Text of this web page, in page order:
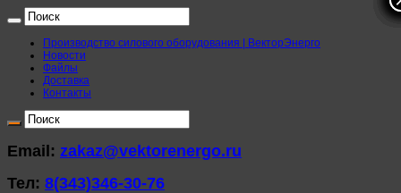
Производство силового оборудования | ВекторЭнерго
Новости
Файлы
Доставка
Контакты
Email: zakaz@vektorenergo.ru
Тел: 8(343)346-30-76